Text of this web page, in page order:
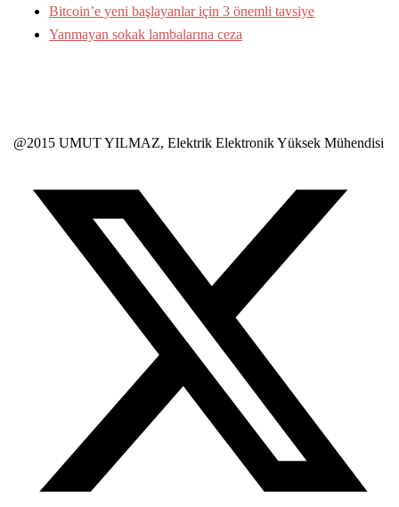
Bitcoin’e yeni başlayanlar için 3 önemli tavsiye
Yanmayan sokak lambalarına ceza
@2015 UMUT YILMAZ, Elektrik Elektronik Yüksek Mühendisi